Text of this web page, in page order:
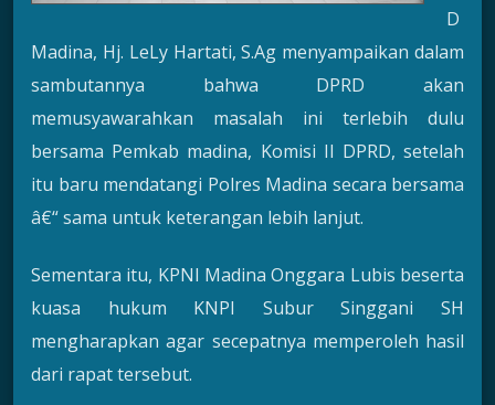
D
Madina, Hj. LeLy Hartati, S.Ag menyampaikan dalam
sambutannya bahwa DPRD akan
memusyawarahkan masalah ini terlebih dulu
bersama Pemkab madina, Komisi II DPRD, setelah
itu baru mendatangi Polres Madina secara bersama
â€“ sama untuk keterangan lebih lanjut.
Sementara itu, KPNI Madina Onggara Lubis beserta
kuasa hukum KNPI Subur Singgani SH
mengharapkan agar secepatnya memperoleh hasil
dari rapat tersebut.